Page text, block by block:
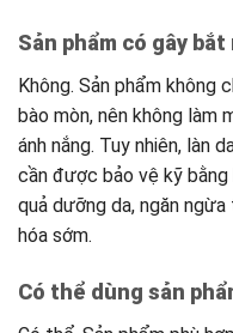
Sản phẩm có gây
Không. Sản phẩm không
bào mòn, nên không làm
ánh nắng. Tuy nhiên, làn
cần được bảo vệ kỹ
quả dưỡng da, ngăn
hóa sớm.
Có thể dùng sản